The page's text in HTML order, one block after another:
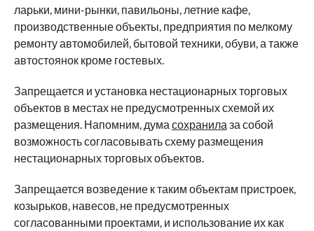
ларьки, мини-рынки, павильоны, летние кафе,
производственные объекты, предприятия по мелкому
ремонту автомобилей, бытовой техники, обуви, а также
автостоянок кроме гостевых.
Запрещается и установка нестационарных торговых
объектов в местах не предусмотренных схемой их
размещения. Напомним, дума сохранила за собой
возможность согласовывать схему размещения
нестационарных торговых объектов.
Запрещается возведение к таким объектам пристроек,
козырьков, навесов, не предусмотренных
согласованными проектами, и использование их как